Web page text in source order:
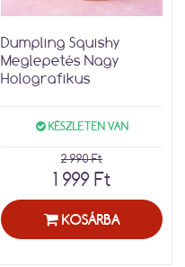
Dumpling Squishy
Meglepetés Nagy
Holografikus
KÉSZLETEN VAN
2 990 Ft
1 999 Ft
KOSÁRBA